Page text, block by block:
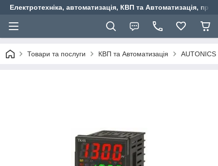
Електротехніка, автоматизація, КВП та Автоматизація,
Товари та послуги КВП та Автоматизація AUTONICS